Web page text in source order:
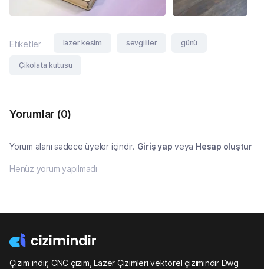
Etiketler lazer kesim sevgililer günü
Çikolata kutusu
Yorumlar (0)
Yorum alanı sadece üyeler içindir. Giriş yap veya Hesap oluştur
Henüz yorum yapılmadı
Çizim indir, CNC çizim, Lazer Çizimleri vektörel çizimindir Dwg